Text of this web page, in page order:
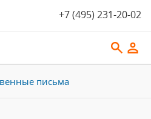
+7 (495) 231-20-02
письма